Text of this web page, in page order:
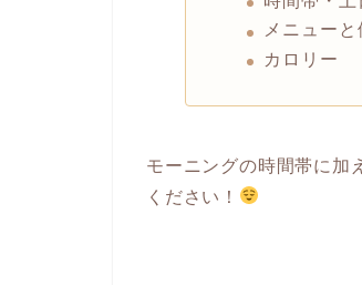
メニューと
カロリー
モーニングの時間帯に加
ください！